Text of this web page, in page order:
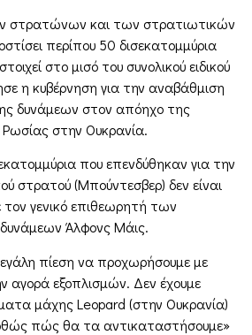
και των στρατιωτικών
περίπου 50 δισεκατομμύρια
στο μισό του συνολικού ειδικού
η κυβέρνηση για την αναβάθμιση
δυνάμεων στον απόηχο της
στην Ουκρανία.
που επενδύθηκαν για την
στρατού (Μπούντεσβερ) δεν είναι
γενικό επιθεωρητή των
Άλφονς Μάις.
πίεση να προχωρήσουμε με
αγορά εξοπλισμών. Δεν έχουμε
μάχης Leopard (στην Ουκρανία)
πώς θα τα αντικαταστήσουμε»